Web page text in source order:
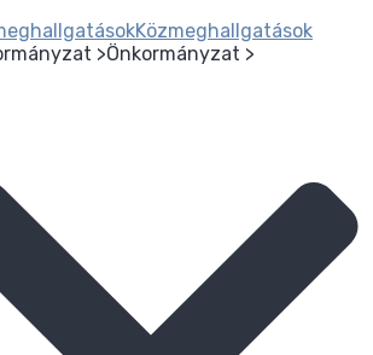
Közmeghallgatások
Önkormányzat >